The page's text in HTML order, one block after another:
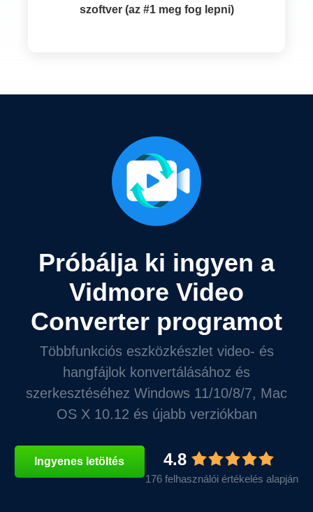
szoftver (az #1 meg fog lepni)
Próbálja ki ingyen a
Vidmore Video
Converter programot
Többfunkciós eszközkészlet video- és
hangfájlok konvertálásához és
szerkesztéséhez Windows 11/10/8/7, Mac
OS X 10.12 és újabb verziókban
Ingyenes letöltés 4.8
176 felhasználói értékelés alapján